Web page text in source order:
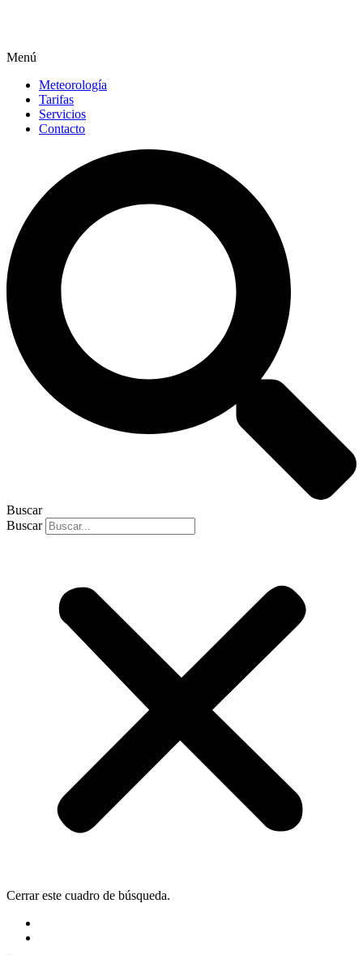
Menú
Meteorología
Tarifas
Servicios
Contacto
Buscar
Buscar
Cerrar este cuadro de búsqueda.